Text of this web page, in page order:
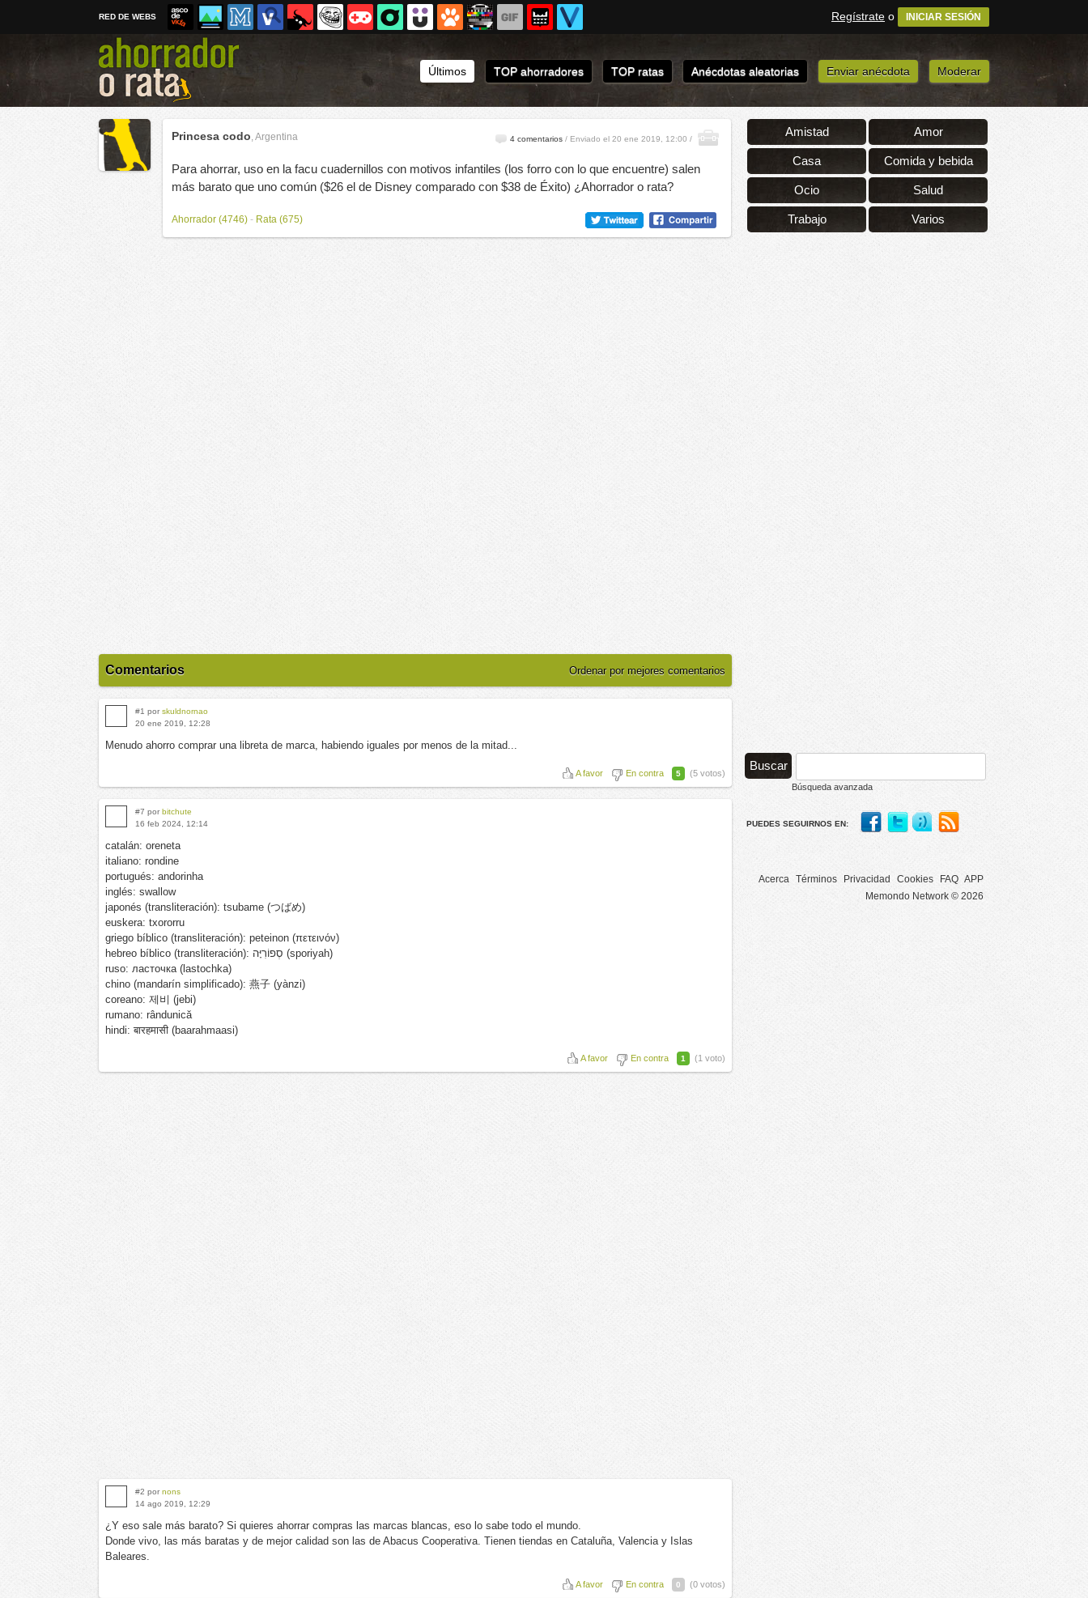
RED DE WEBS Regístrate o INICIAR SESIÓN
Últimos TOP ahorradores TOP ratas Anécdotas aleatorias Enviar anécdota Moderar
Princesa codo,Argentina 4 comentarios / Enviado el 20 ene 2019, 12:00 /
Para ahorrar, uso en la facu cuadernillos con motivos infantiles (los forro con lo que encuentre) salen
más barato que uno común ($26 el de Disney comparado con $38 de Éxito) ¿Ahorrador o rata?
Ahorrador (4746) - Rata (675)
Comentarios Ordenar por mejores comentarios
#1 por skuldnornao
20 ene 2019, 12:28
Menudo ahorro comprar una libreta de marca, habiendo iguales por menos de la mitad...
A favor En contra 5 (5 votos)
#7 por bitchute
16 feb 2024, 12:14
catalán: oreneta
italiano: rondine
portugués: andorinha
inglés: swallow
japonés (transliteración): tsubame (つばめ)
euskera: txororru
griego bíblico (transliteración): peteinon (πετεινόν)
hebreo bíblico (transliteración): סְפוֹרִיָּה (sporiyah)
ruso: ласточка (lastochka)
chino (mandarín simplificado): 燕子 (yànzi)
coreano: 제비 (jebi)
rumano: rândunică
hindi: बारहमासी (baarahmaasi)
A favor En contra 1 (1 voto)
#2 por nons
14 ago 2019, 12:29
¿Y eso sale más barato? Si quieres ahorrar compras las marcas blancas, eso lo sabe todo el mundo.
Donde vivo, las más baratas y de mejor calidad son las de Abacus Cooperativa. Tienen tiendas en Cataluña, Valencia y Islas
Baleares.
A favor En contra 0 (0 votos)
Amistad Amor
Casa Comida y bebida
Ocio Salud
Trabajo Varios
Búsqueda avanzada
PUEDES SEGUIRNOS EN:
Acerca Términos Privacidad Cookies FAQ APP
Memondo Network © 2026